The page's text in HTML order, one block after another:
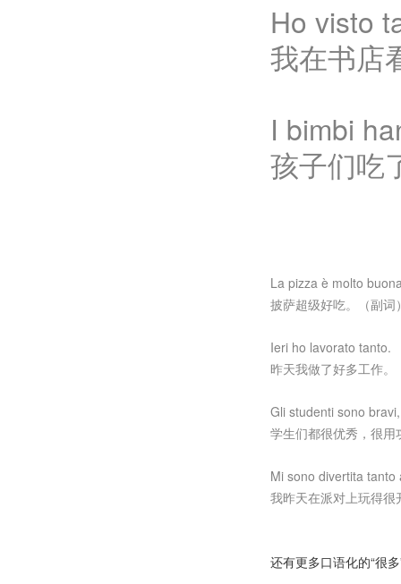
Ho visto
我在书店
I bimbi
孩子们吃
La pizza è molto
披萨超级好吃。（副词
Ieri ho lavorato tanto.
昨天我做了好多工作。
Gli studenti sono
学生们都很优秀，很用
Mi sono divertita
我昨天在派对上玩得很
还有更多口语化的“很